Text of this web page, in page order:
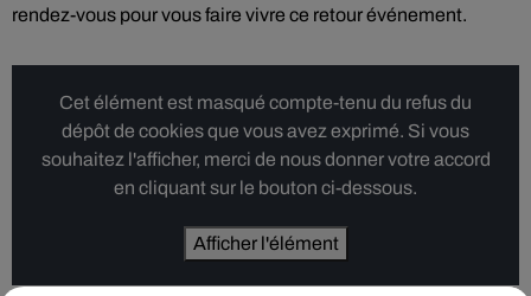
rendez-vous pour vous faire vivre ce retour événement.
Cet élément est masqué compte-tenu du refus du
dépôt de cookies que vous avez exprimé. Si vous
souhaitez l'afficher, merci de nous donner votre accord
en cliquant sur le bouton ci-dessous.
Afficher l'élément